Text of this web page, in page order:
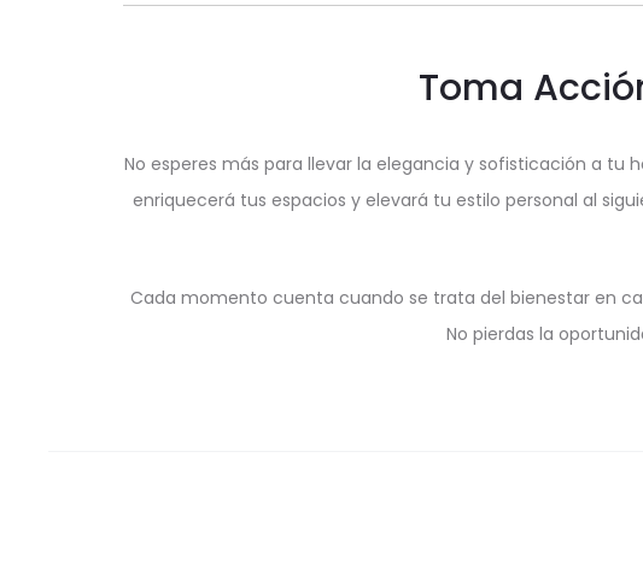
Toma
No esperes más para llevar la elegancia y sofisticación a tu
enriquecerá tus espacios y elevará tu estilo personal al
Cada momento cuenta cuando se trata del bienestar en
No pierdas la